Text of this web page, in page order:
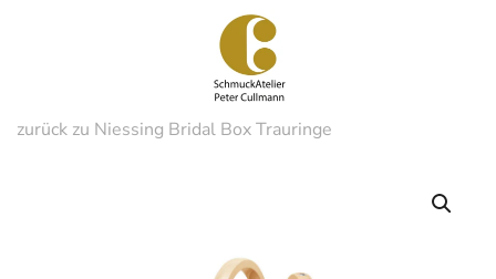
zurück zu Niessing Bridal Box Trauringe